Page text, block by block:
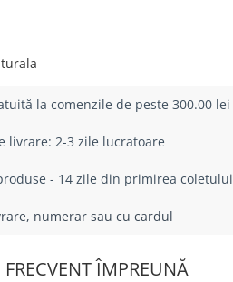
la comenzile de peste 300.00 lei
livrare: 2-3 zile lucratoare
- 14 zile din primirea coletului
numerar sau cu cardul
ÎMPREUNĂ